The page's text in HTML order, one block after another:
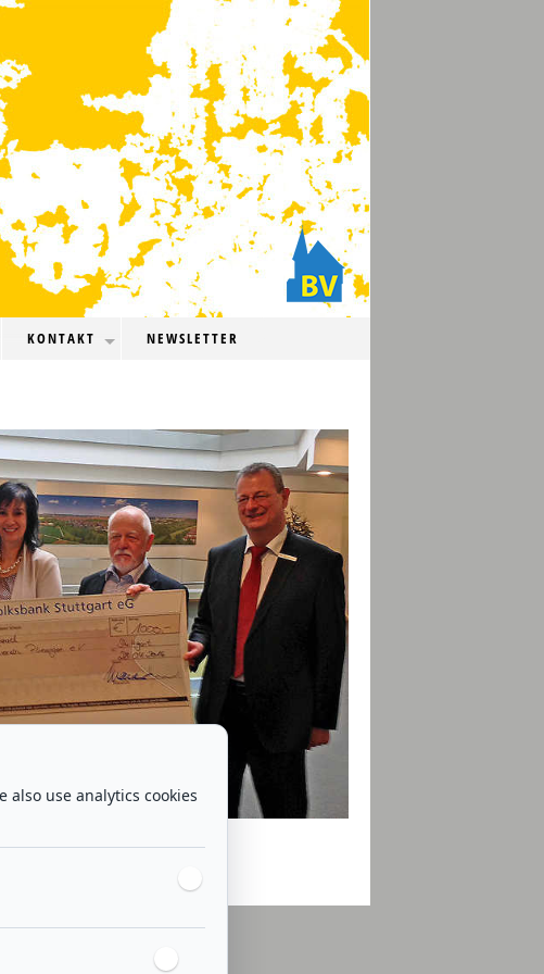
KONTAKT NEWSLETTER
also use analytics cookies